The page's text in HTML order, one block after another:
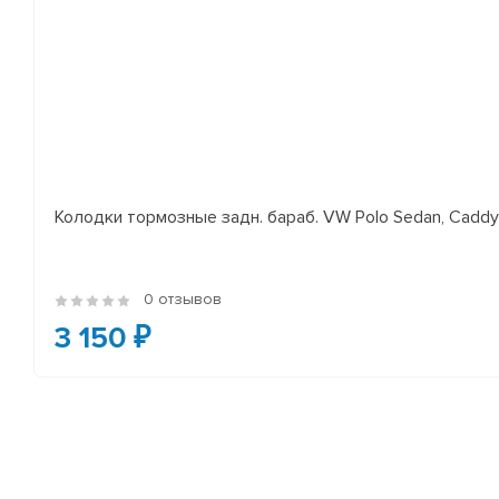
Колодки тормозные задн. бараб. VW Polo Sedan, Caddy
0 отзывов
3 150 ₽